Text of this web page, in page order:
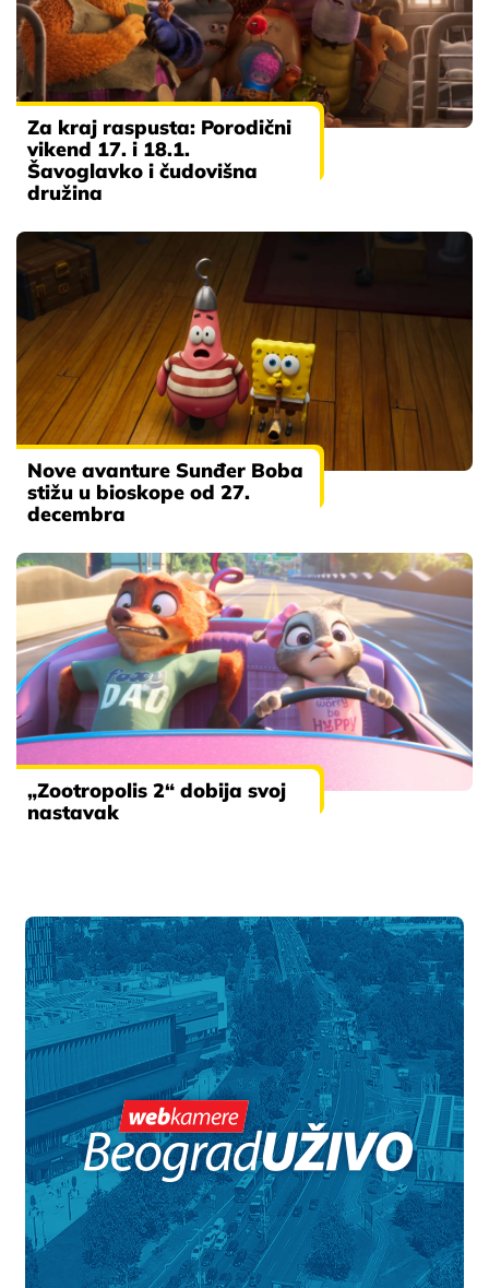
Za kraj raspusta: Porodični
vikend 17. i 18.1.
Šavoglavko i čudovišna
družina
Nove avanture Sunđer Boba
stižu u bioskope od 27.
decembra
„Zootropolis 2“ dobija svoj
nastavak